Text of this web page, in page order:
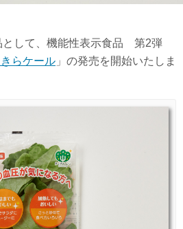
として、機能性表示食品 第2弾
らケール 」の発売を開始いたしま